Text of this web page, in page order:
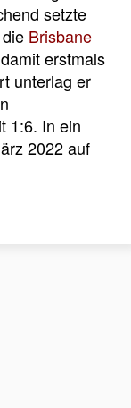
setzte
Brisbane
erstmals
unterlag er
1:6. In ein
2022 auf